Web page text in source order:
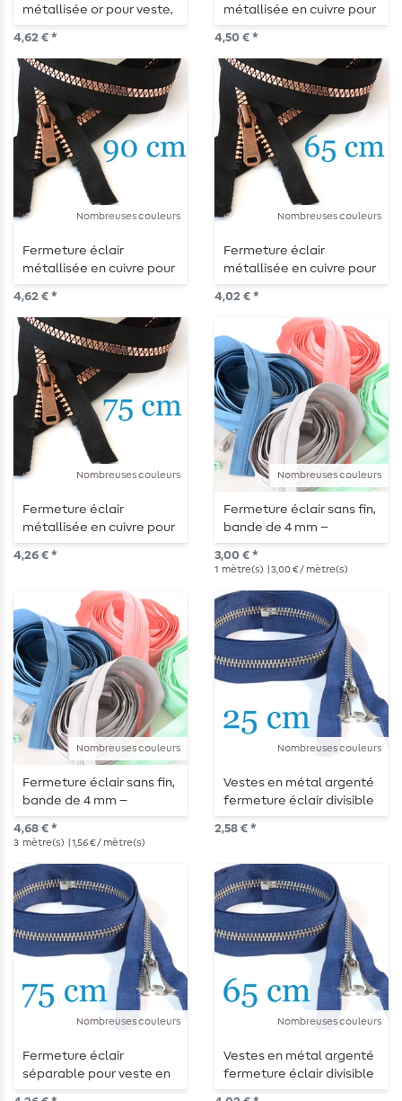
métallisée or pour veste,
séparable 90 cm
4,62 € *
métallisée en cuivre pour
vestes, divisible 85 cm
4,50 € *
Nombreuses couleurs
Fermeture éclair
métallisée en cuivre pour
vestes, divisible 90 cm
4,62 € *
Nombreuses couleurs
Fermeture éclair
métallisée en cuivre pour
vestes, séparable 65 cm
4,02 € *
Nombreuses couleurs
Fermeture éclair
métallisée en cuivre pour
vestes, séparable 75 cm
4,26 € *
Nombreuses couleurs
Fermeture éclair sans fin,
bande de 4 mm –
longueur 1 m
3,00 € *
1 mètre(s) | 3,00 € / mètre(s)
Nombreuses couleurs
Fermeture éclair sans fin,
bande de 4 mm –
longueur 3 m
4,68 € *
3 mètre(s) | 1,56 € / mètre(s)
Nombreuses couleurs
Vestes en métal argenté
fermeture éclair divisible
25 cm
2,58 € *
Nombreuses couleurs
Fermeture éclair
séparable pour veste en
métal argenté 75 cm
Nombreuses couleurs
Vestes en métal argenté
fermeture éclair divisible
65 cm